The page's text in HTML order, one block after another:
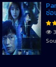
ซ่อ